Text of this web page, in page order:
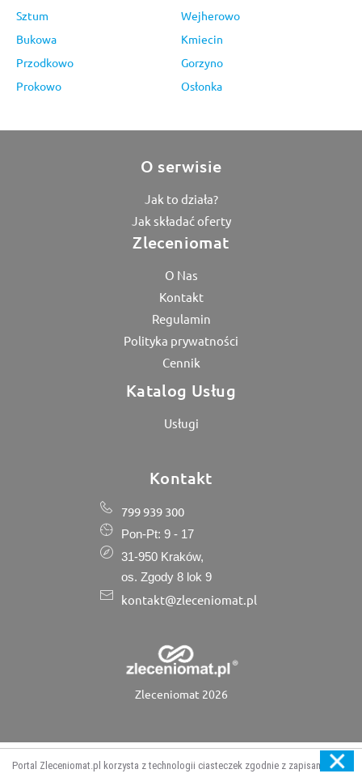
Sztum
Wejherowo
Bukowa
Kmiecin
Przodkowo
Gorzyno
Prokowo
Osłonka
O serwisie
Jak to działa?
Jak składać oferty
Zleceniomat
O Nas
Kontakt
Regulamin
Polityka prywatności
Cennik
Katalog Usług
Usługi
Kontakt
799 939 300
Pon-Pt: 9 - 17
31-950 Kraków,
os. Zgody 8 lok 9
kontakt@zleceniomat.pl
Zleceniomat 2026
Portal Zleceniomat.pl korzysta z technologii ciasteczek zgodnie z zapisami